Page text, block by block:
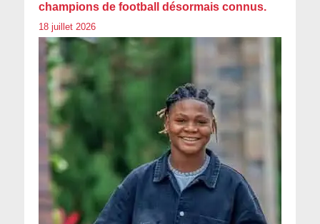
champions de football désormais connus.
18 juillet 2026